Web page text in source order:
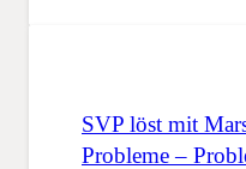
SVP löst mit
Probleme –